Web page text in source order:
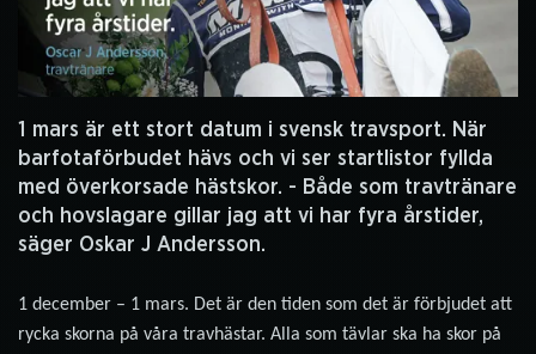
1 mars är ett stort datum i svensk travsport. När
barfotaförbudet hävs och vi ser startlistor fyllda
med överkorsade hästskor. - Både som travtränare
och hovslagare gillar jag att vi har fyra årstider,
säger Oskar J Andersson.
1 december – 1 mars. Det är den tiden som det är förbjudet att
rycka skorna på våra travhästar. Alla som tävlar ska ha skor på